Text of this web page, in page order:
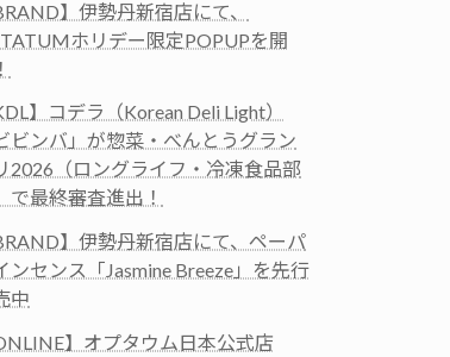
】伊勢丹新宿店にて、
ホリデー限定POPUPを開
】コデラ（Korean Deli Light）
ビンバ」が惣菜・べんとうグラン
2026（ロングライフ・冷凍食品部
で最終審査進出！
】伊勢丹新宿店にて、ペーパ
ンセンス「Jasmine Breeze」を先行
中
】オプタウム日本公式店